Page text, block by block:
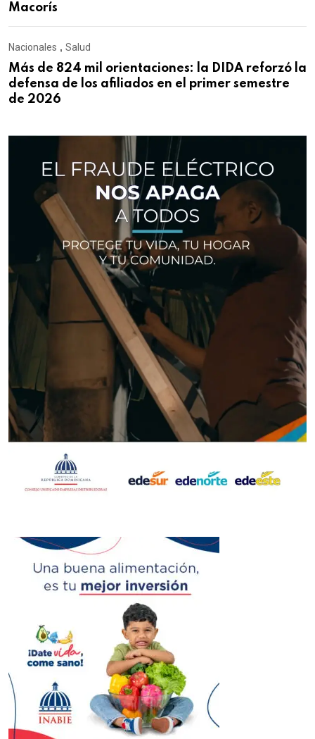
Macorís
Nacionales , Salud
Más de 824 mil orientaciones: la DIDA reforzó la
defensa de los afiliados en el primer semestre
de 2026